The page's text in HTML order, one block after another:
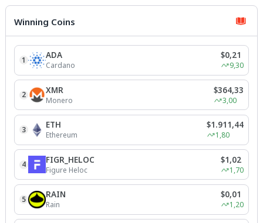
Winning Coins
1 ADA
Cardano
$0,21
9,30
2 XMR
Monero
$364,33
3,00
3 ETH
Ethereum
$1.911,44
1,80
4 FIGR_HELOC
Figure Heloc
$1,02
1,70
5 RAIN
Rain
$0,01
1,20